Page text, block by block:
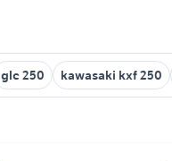
glc 250 kawasaki kxf 250